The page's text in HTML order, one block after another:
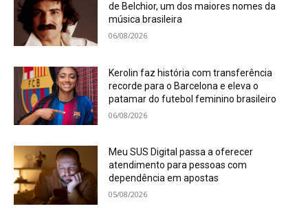
de Belchior, um dos maiores nomes da
música brasileira
06/08/2026
Kerolin faz história com transferência
recorde para o Barcelona e eleva o
patamar do futebol feminino brasileiro
06/08/2026
Meu SUS Digital passa a oferecer
atendimento para pessoas com
dependência em apostas
05/08/2026